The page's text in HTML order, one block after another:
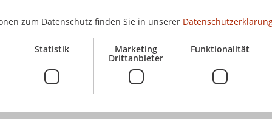
lernen Sie die verschiedenen Formen von
wie man Korruption erkennt.
Wissen zu folgenden Straftatbeständen:
(§ 307a StGB)
306 StGB) und Vorteilszuwendung zur
zum Datenschutz finden Sie in unserer
Statistik Marketing
Drittanbieter
Funktionalität